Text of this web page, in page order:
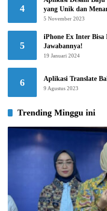
4
yang Unik dan
5 November 2023
5
iPhone Ex Inter
Jawabannya!
19 Januari 2024
6 Aplikasi Translate
9 Agustus 2023
Trending Minggu ini